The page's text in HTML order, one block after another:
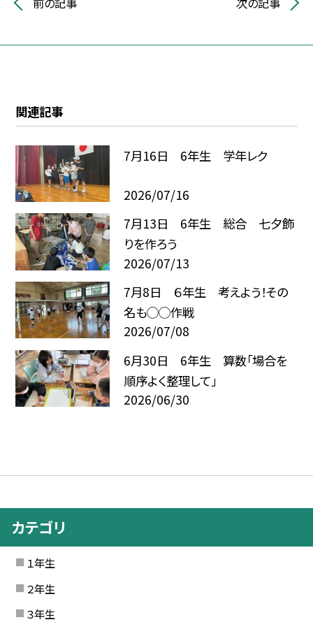
関連記事
7月16日 6年生 学年レク
2026/07/16
7月13日 6年生 総合 七夕飾
りを作ろう
2026/07/13
7月8日 ６年生 考えよう！その
名も◯◯作戦
2026/07/08
6月30日 6年生 算数「場合を
順序よく整理して」
2026/06/30
カテゴリ
１年生
２年生
３年生